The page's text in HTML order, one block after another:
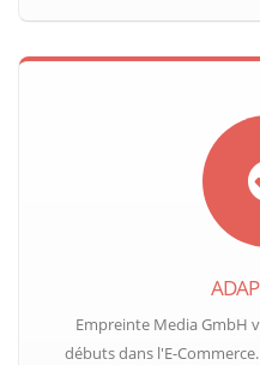
Empreinte Media GmbH
débuts dans l'E-